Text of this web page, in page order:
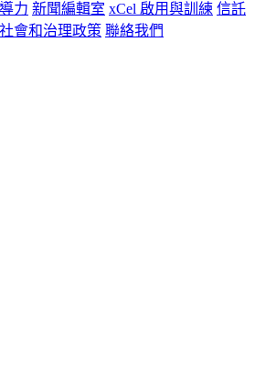
力 新聞編輯室 xCel 啟用與訓練 信託
會和治理政策 聯絡我們